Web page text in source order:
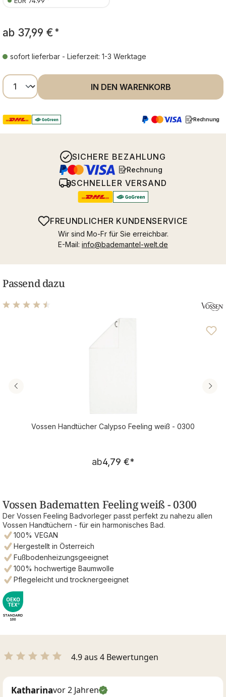
ab 37,99 € *
sofort lieferbar - Lieferzeit: 1-3 Werktage
Produkt Anzahl: Gib den gewünschten
IN DEN WARENKORB
Rechnung
SICHERE BEZAHLUNG
Rechnung
SCHNELLER VERSAND
FREUNDLICHER KUNDENSERVICE
Wir sind Mo-Fr für Sie erreichbar.
E-Mail: info@bademantel-welt.de
Passend dazu
Durchschnittliche Bewertung von 4.61 von 5 Sternen
Vossen Handtücher Calypso Feeling weiß - 0300
Regulärer Preis:
ab4,79 €*
Vossen Badematten Feeling weiß - 0300
Der Vossen Feeling Badvorleger passt perfekt zu nahezu allen
Vossen Handtüchern - für ein harmonisches Bad.
100% VEGAN
Hergestellt in Österreich
Fußbodenheizungsgeeignet
100% hochwertige Baumwolle
Pflegeleicht und trocknergeeignet
4.9 aus 4 Bewertungen
Katharinavor 2 Jahren